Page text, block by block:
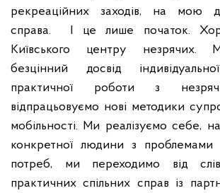
рекреаційних заходів, на мою
справа. І це лише початок.
Київського центру незрячих.
безцінний досвід
практичної роботи з
відпрацьовуємо нові методики
мобільності. Ми реалізуємо себе,
конкретної людини з проблемами
потреб, ми переходимо від
практичних спільних справ із